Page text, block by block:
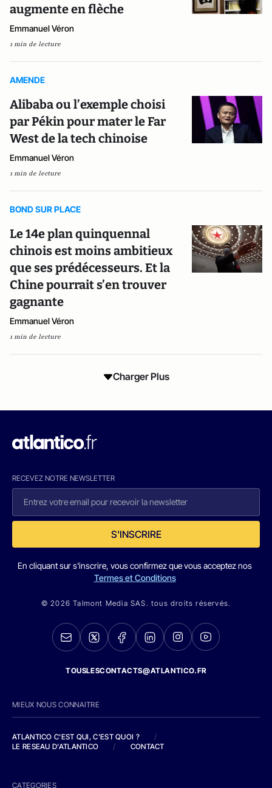
augmente en flèche
Emmanuel Véron
1 min de lecture
AMENDE
Alibaba ou l’exemple choisi
par Pékin pour mater le Far
West de la tech chinoise
Emmanuel Véron
1 min de lecture
BOND SUR PLACE
Le 14e plan quinquennal
chinois est moins ambitieux
que ses prédécesseurs. Et la
Chine pourrait s’en trouver
gagnante
Emmanuel Véron
1 min de lecture
Charger Plus
RECEVEZ NOTRE NEWSLETTER
S'INSCRIRE
En cliquant sur s'inscrire, vous confirmez que vous acceptez nos
Termes et Conditions
© 2026 Talmont Media SAS. tous droits réservés.
TOUSLESCONTACTS@ATLANTICO.FR
MIEUX NOUS CONNAITRE
ATLANTICO C'EST QUI, C'EST QUOI ?
/
LE RESEAU D'ATLANTICO
/ CONTACT
CATEGORIES